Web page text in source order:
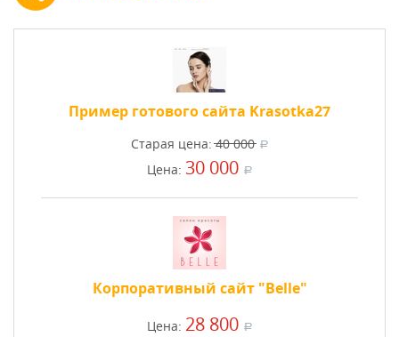
Пример готового сайта Krasotka27
Старая цена:40 000 a
Цена: 30 000 a
Корпоративный сайт "Belle"
Цена: 28 800 a